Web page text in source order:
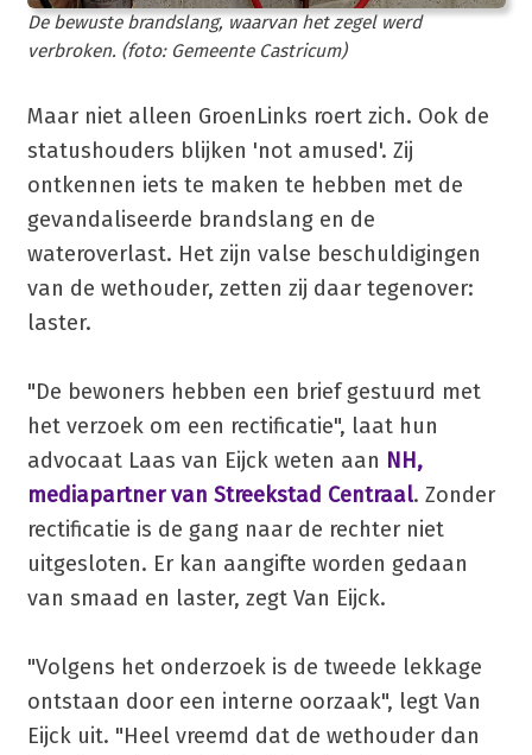
De bewuste brandslang, waarvan het zegel werd
verbroken. (foto: Gemeente Castricum)
Maar niet alleen GroenLinks roert zich. Ook de
statushouders blijken 'not amused'. Zij
ontkennen iets te maken te hebben met de
gevandaliseerde brandslang en de
wateroverlast. Het zijn valse beschuldigingen
van de wethouder, zetten zij daar tegenover:
laster.
"De bewoners hebben een brief gestuurd met
het verzoek om een rectificatie", laat hun
advocaat Laas van Eijck weten aan NH,
mediapartner van Streekstad Centraal. Zonder
rectificatie is de gang naar de rechter niet
uitgesloten. Er kan aangifte worden gedaan
van smaad en laster, zegt Van Eijck.
"Volgens het onderzoek is de tweede lekkage
ontstaan door een interne oorzaak", legt Van
Eijck uit. "Heel vreemd dat de wethouder dan